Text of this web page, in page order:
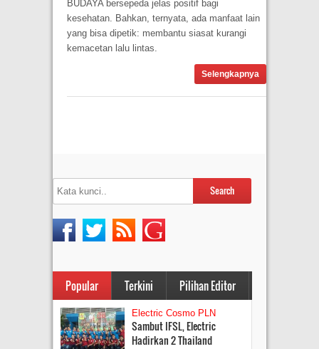
BUDAYA bersepeda jelas positif bagi
kesehatan. Bahkan, ternyata, ada manfaat lain
yang bisa dipetik: membantu siasat kurangi
kemacetan lalu lintas.
Selengkapnya
Popular Terkini Pilihan Editor
Electric Cosmo PLN
Sambut IFSL, Electric
Hadirkan 2 Thailand